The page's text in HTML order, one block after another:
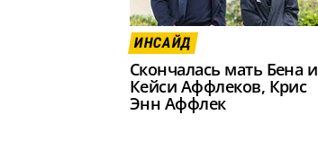
ИНСАЙД
Скончалась мать Бена и
Кейси Аффлеков, Крис
Энн Аффлек